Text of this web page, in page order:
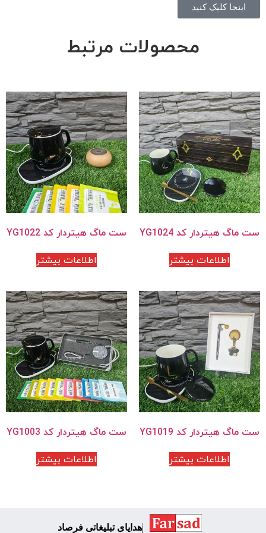
اینجا کلیک کنید
محصولات مرتبط
ست ماگ هیتردار کد YG1024
اطلاعات بیشتر
ست ماگ هیتردار کد YG1022
اطلاعات بیشتر
ست ماگ هیتردار کد YG1019
اطلاعات بیشتر
ست ماگ هیتردار کد YG1003
اطلاعات بیشتر
هدایای تبلیغاتی فرصاد